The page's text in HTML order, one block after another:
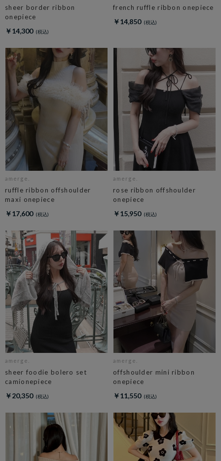
sheer border ribbon
onepiece
￥14,300
french ruffle ribbon onepiece
￥14,850
amerge.
ruffle ribbon offshoulder
maxi onepiece
￥17,600
amerge.
rose ribbon offshoulder
onepiece
￥15,950
amerge.
sheer foodie bolero set
camionepiece
￥20,350
amerge.
offshoulder mini ribbon
onepiece
￥11,550